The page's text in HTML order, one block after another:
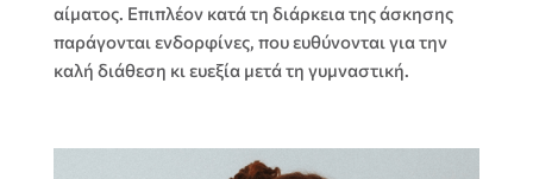
αίματος. Επιπλέον κατά τη διάρκεια της άσκησης
παράγονται ενδορφίνες, που ευθύνονται για την
καλή διάθεση κι ευεξία μετά τη γυμναστική.